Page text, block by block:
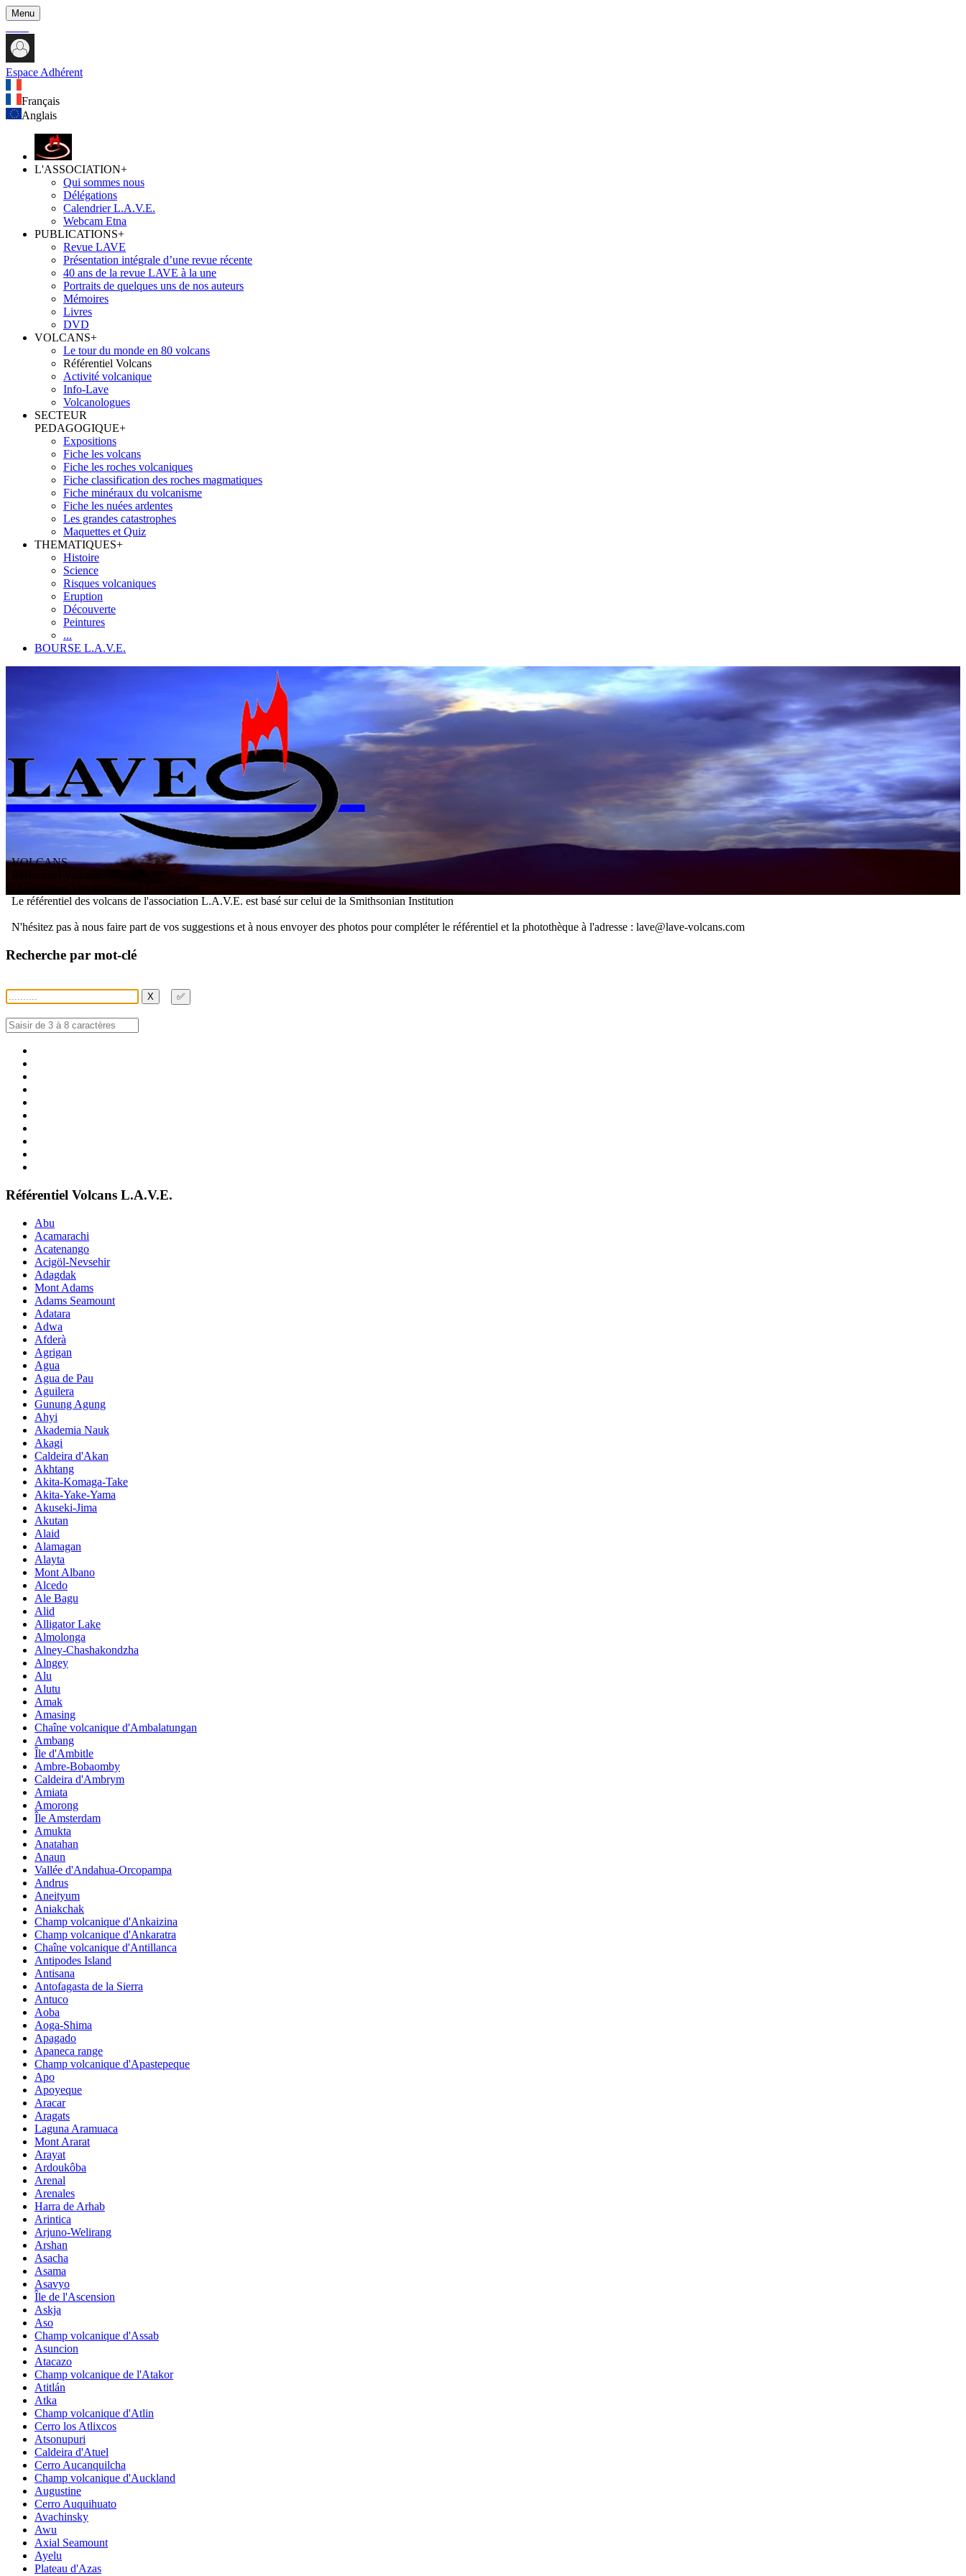
Menu
Espace Adhérent
Français
Anglais
L'ASSOCIATION+
Qui sommes nous
Délégations
Calendrier L.A.V.E.
Webcam Etna
PUBLICATIONS+
Revue LAVE
Présentation intégrale d’une revue récente
40 ans de la revue LAVE à la une
Portraits de quelques uns de nos auteurs
Mémoires
Livres
DVD
VOLCANS+
Le tour du monde en 80 volcans
Référentiel Volcans
Activité volcanique
Info-Lave
Volcanologues
SECTEUR
PEDAGOGIQUE+
Expositions
Fiche les volcans
Fiche les roches volcaniques
Fiche classification des roches magmatiques
Fiche minéraux du volcanisme
Fiche les nuées ardentes
Les grandes catastrophes
Maquettes et Quiz
THEMATIQUES+
Histoire
Science
Risques volcaniques
Eruption
Découverte
Peintures
...
BOURSE L.A.V.E.
VOLCANS
olcanologique
Le référentiel des volcans de l'association L.A.V.E. est basé sur celui de la Smithsonian Institution
N'hésitez pas à nous faire part de vos suggestions et à nous envoyer des photos pour compléter le référentiel et la photothèque à l'adresse : lave@lave-volcans.com
Recherche par mot-clé
X ✅
Référentiel Volcans L.A.V.E.
Abu
Acamarachi
Acatenango
Acigöl-Nevsehir
Adagdak
Mont Adams
Adams Seamount
Adatara
Adwa
Afderà
Agrigan
Agua
Agua de Pau
Aguilera
Gunung Agung
Ahyi
Akademia Nauk
Akagi
Caldeira d'Akan
Akhtang
Akita-Komaga-Take
Akita-Yake-Yama
Akuseki-Jima
Akutan
Alaid
Alamagan
Alayta
Mont Albano
Alcedo
Ale Bagu
Alid
Alligator Lake
Almolonga
Alney-Chashakondzha
Alngey
Alu
Alutu
Amak
Amasing
Chaîne volcanique d'Ambalatungan
Ambang
Île d'Ambitle
Ambre-Bobaomby
Caldeira d'Ambrym
Amiata
Amorong
Île Amsterdam
Amukta
Anatahan
Anaun
Vallée d'Andahua-Orcopampa
Andrus
Aneityum
Aniakchak
Champ volcanique d'Ankaizina
Champ volcanique d'Ankaratra
Chaîne volcanique d'Antillanca
Antipodes Island
Antisana
Antofagasta de la Sierra
Antuco
Aoba
Aoga-Shima
Apagado
Apaneca range
Champ volcanique d'Apastepeque
Apo
Apoyeque
Aracar
Aragats
Laguna Aramuaca
Mont Ararat
Arayat
Ardoukôba
Arenal
Arenales
Harra de Arhab
Arintica
Arjuno-Welirang
Arshan
Asacha
Asama
Asavyo
Île de l'Ascension
Askja
Aso
Champ volcanique d'Assab
Asuncion
Atacazo
Champ volcanique de l'Atakor
Atitlán
Atka
Champ volcanique d'Atlin
Cerro los Atlixcos
Atsonupuri
Caldeira d'Atuel
Cerro Aucanquilcha
Champ volcanique d'Auckland
Augustine
Cerro Auquihuato
Avachinsky
Awu
Axial Seamount
Ayelu
Plateau d'Azas